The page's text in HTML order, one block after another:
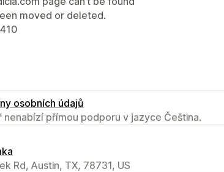
moved or deleted.
osobních údajů
nenabízí přímou podporu v jazyce Čeština.
Rd, Austin, TX, 78731, US